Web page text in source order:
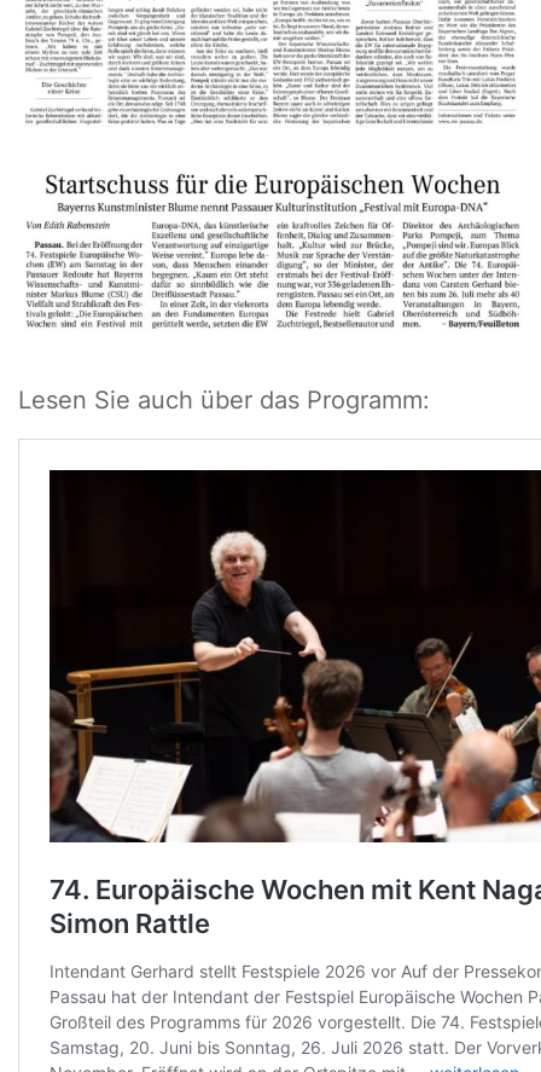
Lesen Sie auch über das Programm: